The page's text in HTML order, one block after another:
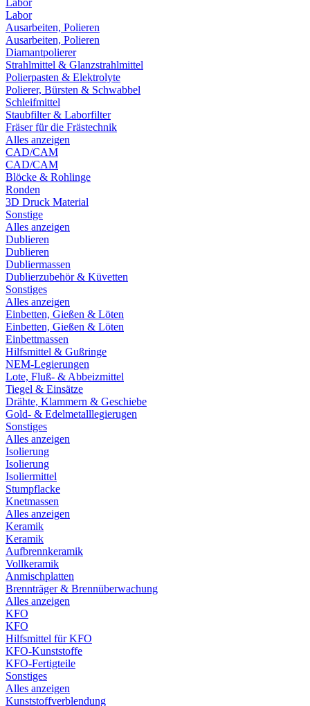
Labor
Labor
Ausarbeiten, Polieren
Ausarbeiten, Polieren
Diamantpolierer
Strahlmittel & Glanzstrahlmittel
Polierpasten & Elektrolyte
Polierer, Bürsten & Schwabbel
Schleifmittel
Staubfilter & Laborfilter
Fräser für die Frästechnik
Alles anzeigen
CAD/CAM
CAD/CAM
Blöcke & Rohlinge
Ronden
3D Druck Material
Sonstige
Alles anzeigen
Dublieren
Dublieren
Dubliermassen
Dublierzubehör & Küvetten
Sonstiges
Alles anzeigen
Einbetten, Gießen & Löten
Einbetten, Gießen & Löten
Einbettmassen
Hilfsmittel & Gußringe
NEM-Legierungen
Lote, Fluß- & Abbeizmittel
Tiegel & Einsätze
Drähte, Klammern & Geschiebe
Gold- & Edelmetalllegierugen
Sonstiges
Alles anzeigen
Isolierung
Isolierung
Isoliermittel
Stumpflacke
Knetmassen
Alles anzeigen
Keramik
Keramik
Aufbrennkeramik
Vollkeramik
Anmischplatten
Brennträger & Brennüberwachung
Alles anzeigen
KFO
KFO
Hilfsmittel für KFO
KFO-Kunststoffe
KFO-Fertigteile
Sonstiges
Alles anzeigen
Kunststoffverblendung